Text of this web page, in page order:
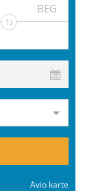
BEG
Avio karte